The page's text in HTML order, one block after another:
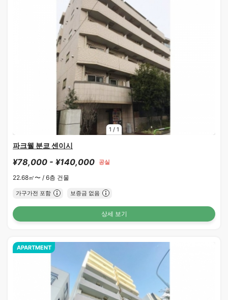
1 / 1
파크웰 분쿄 센이시
¥78,000 - ¥140,000 공실
22.68㎡〜 / 6층 건물
가구가전 포함 보증금 없음
상세 보기
APARTMENT